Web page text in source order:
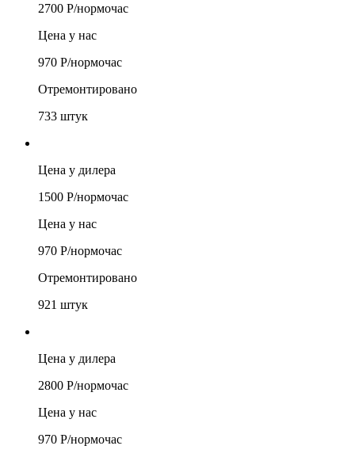
2700 Р/нормочас
Цена у нас
970 Р/нормочас
Отремонтировано
733 штук
Цена у дилера
1500 Р/нормочас
Цена у нас
970 Р/нормочас
Отремонтировано
921 штук
Цена у дилера
2800 Р/нормочас
Цена у нас
970 Р/нормочас